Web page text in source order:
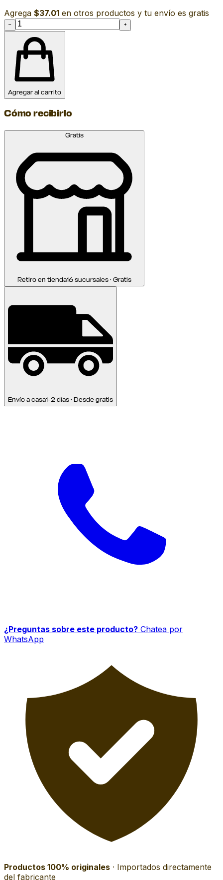
Agrega $37.01 en otros productos y tu envío es gratis
− +
Agregar al carrito
Cómo recibirlo
Gratis
Retiro en tienda16 sucursales · Gratis
Envío a casa1-2 días · Desde gratis
¿Preguntas sobre este producto? Chatea por
WhatsApp
Productos 100% originales · Importados directamente
del fabricante